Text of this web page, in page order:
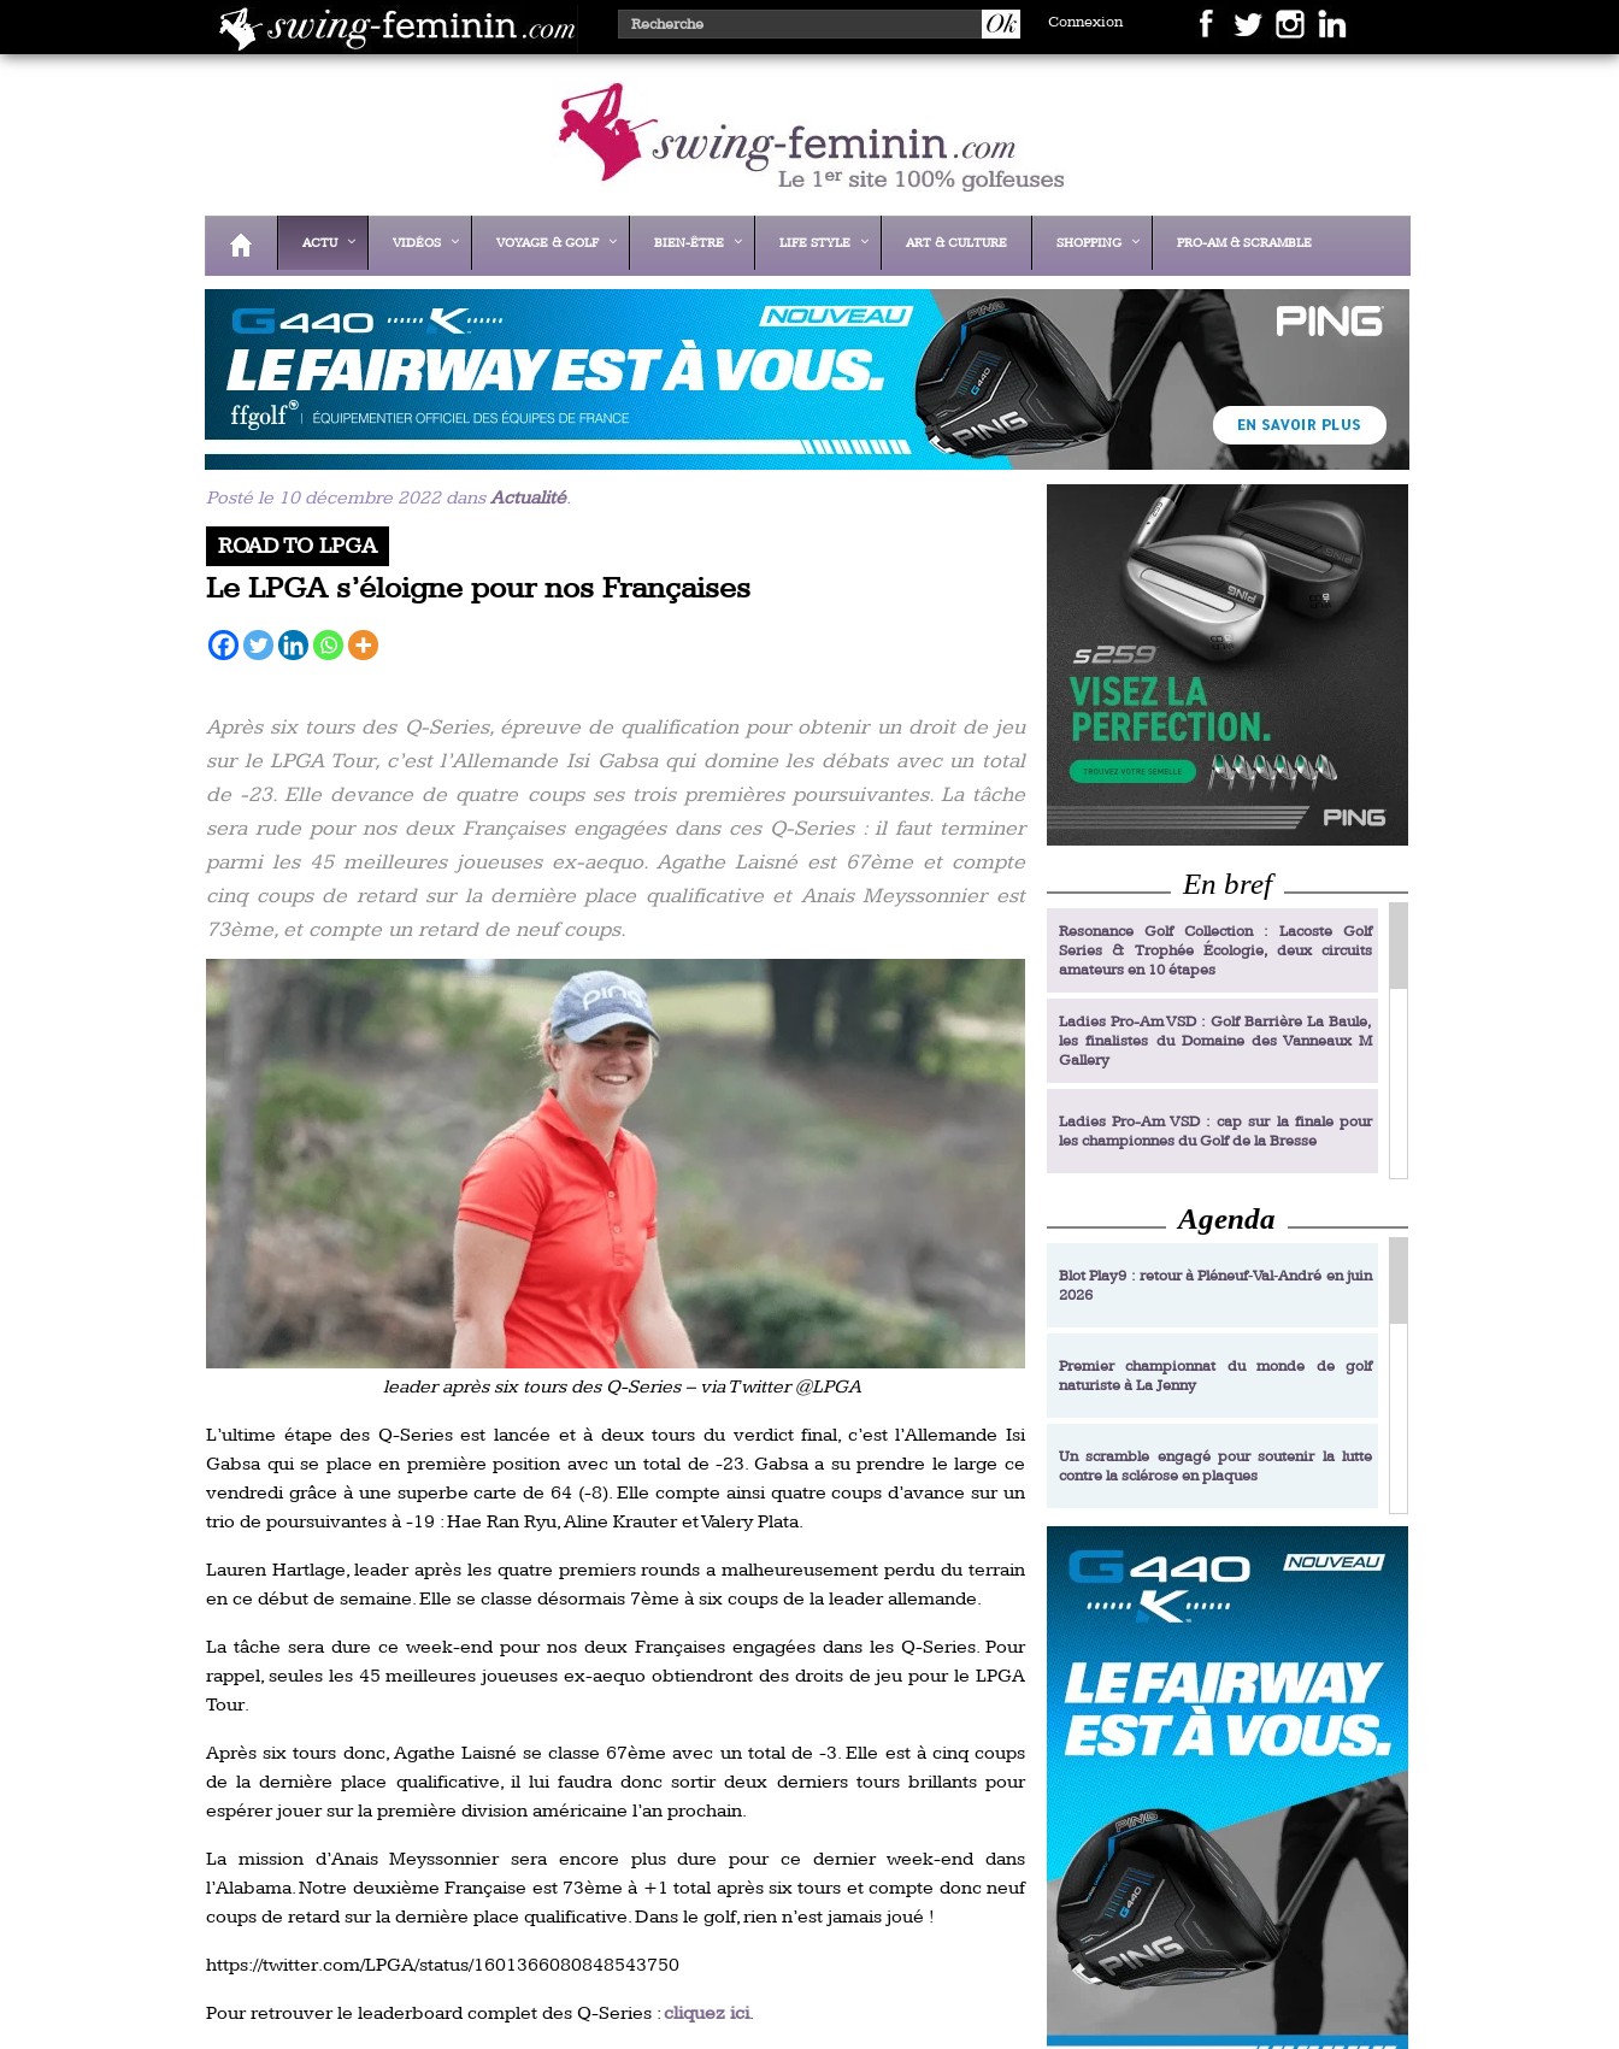
Connexion
ACTU VIDÉOS VOYAGE & GOLF BIEN-ÊTRE LIFE STYLE ART & CULTURE SHOPPING PRO-AM & SCRAMBLE
Posté le 10 décembre 2022 dansActualité.
ROAD TO LPGA
Le LPGA s’éloigne pour nos Françaises
Après six tours des Q-Series, épreuve de qualification pour obtenir un droit de jeu
sur le LPGA Tour, c’est l’Allemande Isi Gabsa qui domine les débats avec un total
de -23. Elle devance de quatre coups ses trois premières poursuivantes. La tâche
sera rude pour nos deux Françaises engagées dans ces Q-Series : il faut terminer
parmi les 45 meilleures joueuses ex-aequo. Agathe Laisné est 67ème et compte
cinq coups de retard sur la dernière place qualificative et Anais Meyssonnier est
73ème, et compte un retard de neuf coups.
leader après six tours des Q-Series – via Twitter @LPGA
L’ultime étape des Q-Series est lancée et à deux tours du verdict final, c’est l’Allemande Isi
Gabsa qui se place en première position avec un total de -23. Gabsa a su prendre le large ce
vendredi grâce à une superbe carte de 64 (-8). Elle compte ainsi quatre coups d’avance sur un
trio de poursuivantes à -19 : Hae Ran Ryu, Aline Krauter et Valery Plata.
Lauren Hartlage, leader après les quatre premiers rounds a malheureusement perdu du terrain
en ce début de semaine. Elle se classe désormais 7ème à six coups de la leader allemande.
La tâche sera dure ce week-end pour nos deux Françaises engagées dans les Q-Series. Pour
rappel, seules les 45 meilleures joueuses ex-aequo obtiendront des droits de jeu pour le LPGA
Tour.
Après six tours donc, Agathe Laisné se classe 67ème avec un total de -3. Elle est à cinq coups
de la dernière place qualificative, il lui faudra donc sortir deux derniers tours brillants pour
espérer jouer sur la première division américaine l’an prochain.
La mission d’Anais Meyssonnier sera encore plus dure pour ce dernier week-end dans
l’Alabama. Notre deuxième Française est 73ème à +1 total après six tours et compte donc neuf
coups de retard sur la dernière place qualificative. Dans le golf, rien n’est jamais joué !
https://twitter.com/LPGA/status/1601366080848543750
Pour retrouver le leaderboard complet des Q-Series :cliquez ici.
En bref
Resonance Golf Collection : Lacoste Golf
Series & Trophée Écologie, deux circuits
amateurs en 10 étapes
Ladies Pro-Am VSD : Golf Barrière La Baule,
les finalistes du Domaine des Vanneaux M
Gallery
Ladies Pro-Am VSD : cap sur la finale pour
les championnes du Golf de la Bresse
Ladies Pro-Am VSD : Golf du Prieuré, elles
décrochent leur billet pour la finale
Enfin un livre de golf pensé pour les femmes
Ladies Pro-Am VSD : les premières
Académie Golf Barrière Julien Xanthopoulos,
Amundi Evian Championship, de nouvelles
expériences immersives
Tiger Woods se retire du Genesis Invitational
Evian Resort Golf Club : Saison 2 du
Programme Performance
Agenda
Blot Play9 : retour à Pléneuf‑Val‑André en juin
2026
Premier championnat du monde de golf
naturiste à La Jenny
Un scramble engagé pour soutenir la lutte
contre la sclérose en plaques
Resonance Golf Collection : Lacoste Golf
Series & Trophée Écologie, deux circuits
amateurs en 10 étapes
Royal Air Maroc Golf & Padel Cup : le nouvel
event sport et networking
LPGA Tour 2026 : une saison record pour le
golf féminin
Ladies European Tour 2026 : une saison
historique sur cinq continents
Debout en Bouts prolonge la Fashion Week à
Roland-Garros